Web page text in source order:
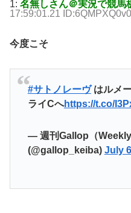
1: 名無しさん＠実況で競馬
17:59:01.21 ID:6QMPXQ0v0
今度こそ
#サトノレーヴはルメ
ライCへhttps://t.co/
— 週刊Gallop（Weekly
(@gallop_keiba) July